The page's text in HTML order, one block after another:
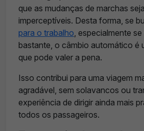
que as mudanças de marchas
imperceptíveis. Desta forma, se
para o trabalho, especialmente
bastante, o câmbio automático é
que pode valer a pena.
Isso contribui para uma viagem
agradável, sem solavancos ou
experiência de dirigir ainda mais
todos os passageiros.